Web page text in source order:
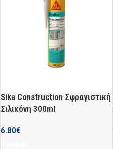
Sika Construction Σφραγιστική
Σιλικόνη 300ml
6.80€